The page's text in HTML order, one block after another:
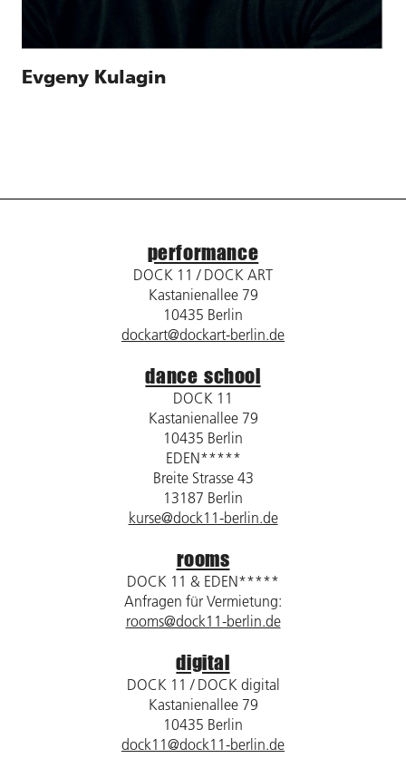
Evgeny Kulagin
performance
DOCK 11 / DOCK ART
Kastanienallee 79
10435 Berlin
dockart@dockart-berlin.de
dance school
DOCK 11
Kastanienallee 79
10435 Berlin
EDEN*****
Breite Strasse 43
13187 Berlin
kurse@dock11-berlin.de
rooms
DOCK 11 & EDEN*****
Anfragen für Vermietung:
rooms@dock11-berlin.de
digital
DOCK 11 / DOCK digital
Kastanienallee 79
10435 Berlin
dock11@dock11-berlin.de